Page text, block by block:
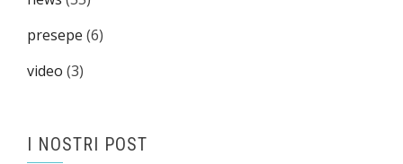
presepe (6)
video (3)
I NOSTRI POST